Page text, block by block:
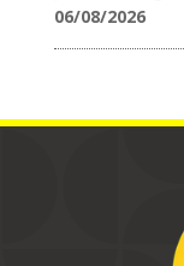
06/08/2026